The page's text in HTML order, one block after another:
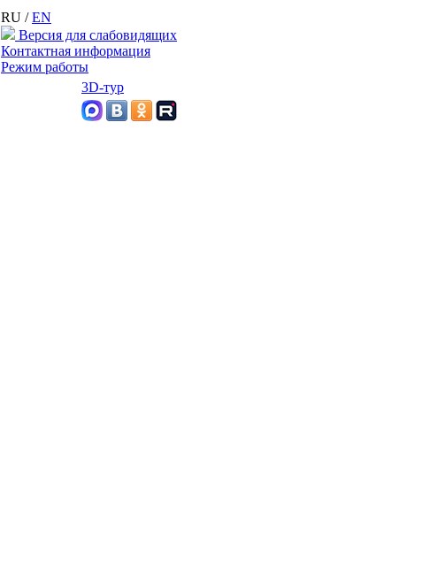
RU /EN
Версия для слабовидящих
Контактная информация
Режим работы
3D-тур